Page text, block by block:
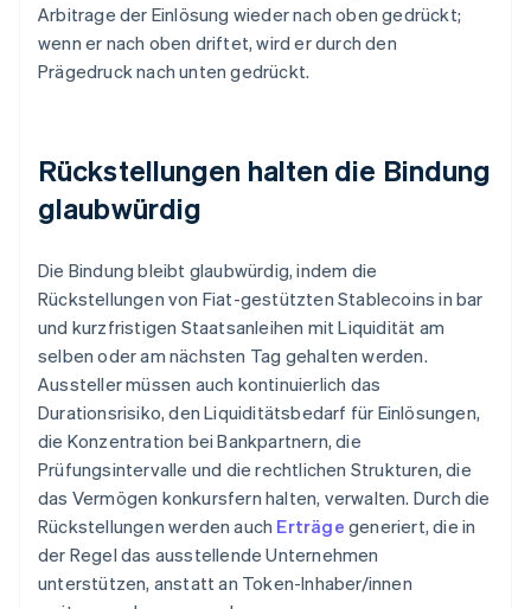
Arbitrage der Einlösung wieder nach oben gedrückt;
wenn er nach oben driftet, wird er durch den
Prägedruck nach unten gedrückt.
Rückstellungen halten die Bindung
glaubwürdig
Die Bindung bleibt glaubwürdig, indem die
Rückstellungen von Fiat-gestützten Stablecoins in bar
und kurzfristigen Staatsanleihen mit Liquidität am
selben oder am nächsten Tag gehalten werden.
Aussteller müssen auch kontinuierlich das
Durationsrisiko, den Liquiditätsbedarf für Einlösungen,
die Konzentration bei Bankpartnern, die
Prüfungsintervalle und die rechtlichen Strukturen, die
das Vermögen konkursfern halten, verwalten. Durch die
Rückstellungen werden auch Erträge generiert, die in
der Regel das ausstellende Unternehmen
unterstützen, anstatt an Token-Inhaber/innen